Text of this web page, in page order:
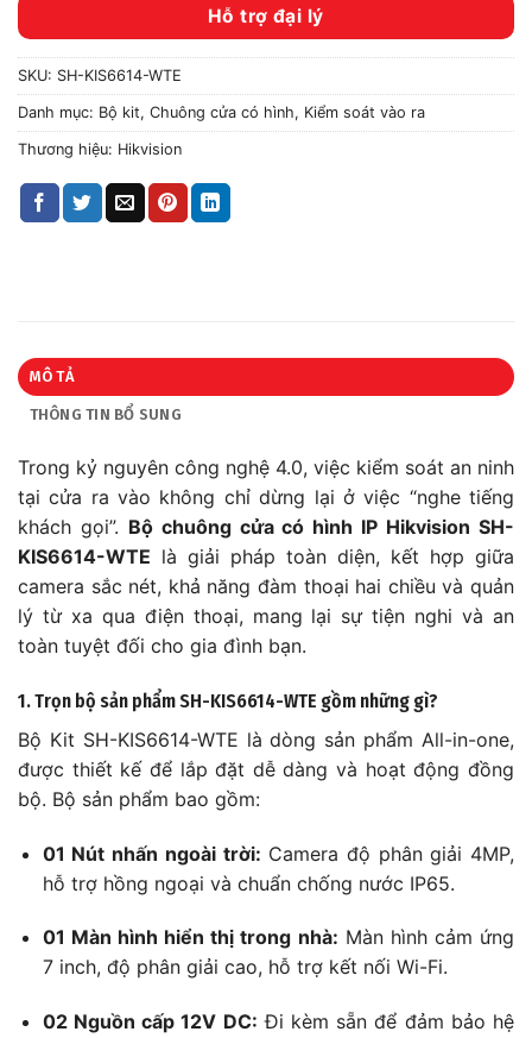
Hỗ trợ đại lý
SKU: SH-KIS6614-WTE
Danh mục: Bộ kit, Chuông cửa có hình, Kiểm soát vào ra
Thương hiệu: Hikvision
MÔ TẢ
THÔNG TIN BỔ SUNG
Trong kỷ nguyên công nghệ 4.0, việc kiểm soát an ninh
tại cửa ra vào không chỉ dừng lại ở việc “nghe tiếng
khách gọi”. Bộ chuông cửa có hình IP Hikvision SH-
KIS6614-WTE là giải pháp toàn diện, kết hợp giữa
camera sắc nét, khả năng đàm thoại hai chiều và quản
lý từ xa qua điện thoại, mang lại sự tiện nghi và an
toàn tuyệt đối cho gia đình bạn.
1. Trọn bộ sản phẩm SH-KIS6614-WTE gồm những gì?
Bộ Kit SH-KIS6614-WTE là dòng sản phẩm All-in-one,
được thiết kế để lắp đặt dễ dàng và hoạt động đồng
bộ. Bộ sản phẩm bao gồm:
01 Nút nhấn ngoài trời: Camera độ phân giải 4MP,
hỗ trợ hồng ngoại và chuẩn chống nước IP65.
01 Màn hình hiển thị trong nhà: Màn hình cảm ứng
7 inch, độ phân giải cao, hỗ trợ kết nối Wi-Fi.
02 Nguồn cấp 12V DC: Đi kèm sẵn để đảm bảo hệ